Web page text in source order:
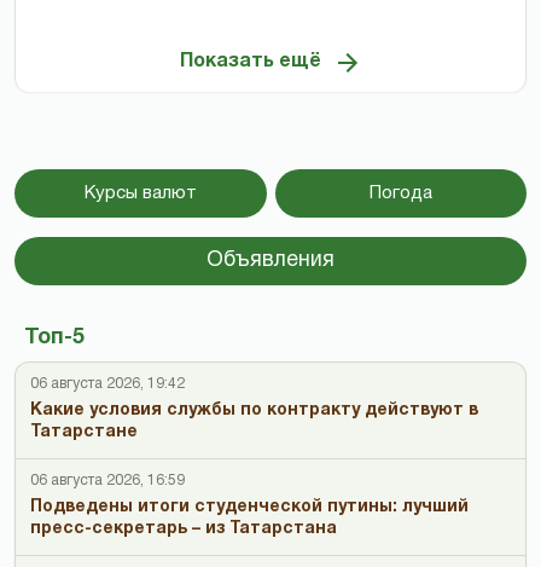
Показать ещё
Курсы валют Погода
Объявления
Топ-5
06 августа 2026, 19:42
Какие условия службы по контракту действуют в
Татарстане
06 августа 2026, 16:59
Подведены итоги студенческой путины: лучший
пресс-секретарь – из Татарстана